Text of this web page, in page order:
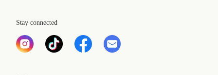
Stay connected